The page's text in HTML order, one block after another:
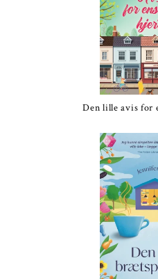
Den lille avis for